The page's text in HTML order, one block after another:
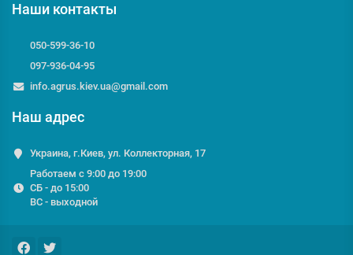
Наши контакты
050-599-36-10
097-936-04-95
info.agrus.kiev.ua@gmail.com
Наш адрес
Украина, г.Киев, ул. Коллекторная, 17
Работаем с 9:00 до 19:00
СБ - до 15:00
ВС - выходной